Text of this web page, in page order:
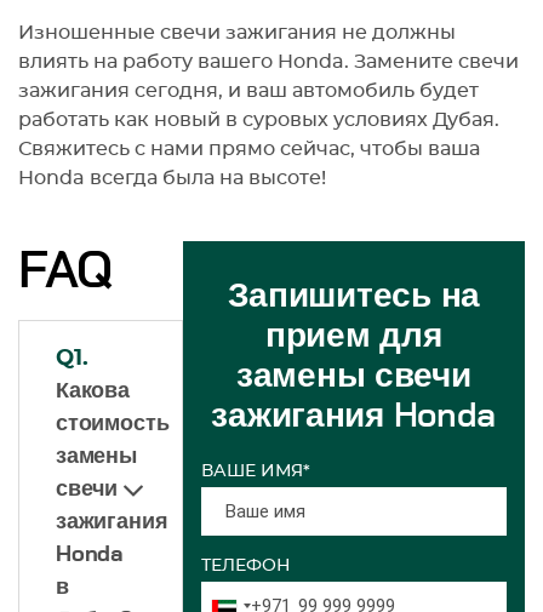
Изношенные свечи зажигания не должны
влиять на работу вашего Honda. Замените свечи
зажигания сегодня, и ваш автомобиль будет
работать как новый в суровых условиях Дубая.
Свяжитесь с нами прямо сейчас, чтобы ваша
Honda всегда была на высоте!
FAQ
Q1.
Какова
стоимость
замены
свечи
зажигания
Honda
в
Запишитесь на
прием для
замены свечи
зажигания Honda
ВАШЕ ИМЯ*
ТЕЛЕФОН
+971